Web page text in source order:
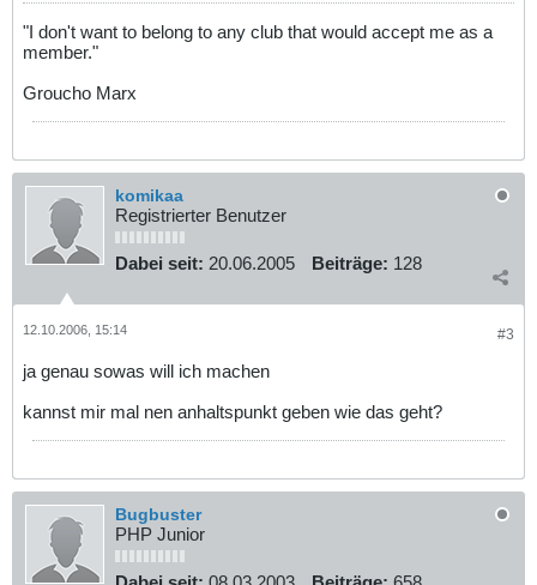
"I don't want to belong to any club that would accept me as a
member."
Groucho Marx
komikaa
Registrierter Benutzer
Dabei seit: 20.06.2005 Beiträge: 128
#3
12.10.2006, 15:14
ja genau sowas will ich machen
kannst mir mal nen anhaltspunkt geben wie das geht?
Bugbuster
PHP Junior